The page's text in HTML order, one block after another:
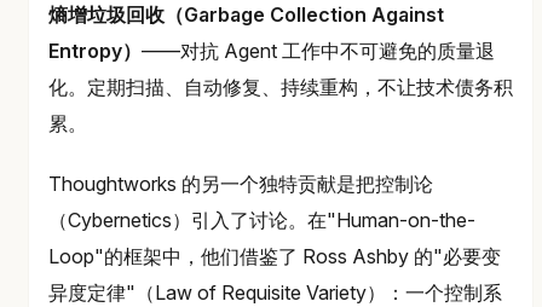
熵增垃圾回收（Garbage Collection Against
Entropy） ——对抗 Agent 工作中不可避免的质量退
化。定期扫描、自动修复、持续重构，不让技术债务积
累。
Thoughtworks 的另一个独特贡献是把控制论
（Cybernetics）引入了讨论。在"Human-on-the-
Loop"的框架中，他们借鉴了 Ross Ashby 的"必要变
异度定律"（Law of Requisite Variety）：一个控制系